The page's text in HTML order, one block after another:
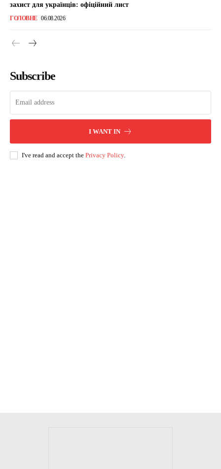
захист для українців: офіційний лист
ГОЛОВНЕ 06.08.2026
Subscribe
I WANT IN
I've read and accept the Privacy Policy.